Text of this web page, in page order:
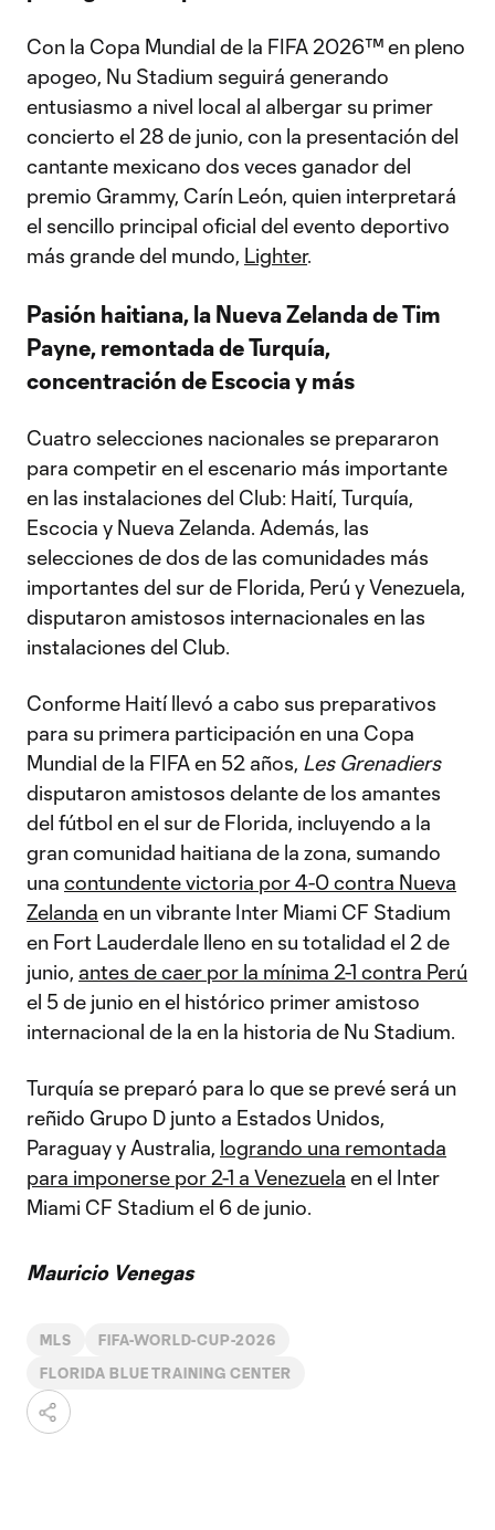
Con la Copa Mundial de la FIFA 2026™ en pleno
apogeo, Nu Stadium seguirá generando
entusiasmo a nivel local al albergar su primer
concierto el 28 de junio, con la presentación del
cantante mexicano dos veces ganador del
premio Grammy, Carín León, quien interpretará
el sencillo principal oficial del evento deportivo
más grande del mundo, Lighter.
Pasión haitiana, la Nueva Zelanda de Tim
Payne, remontada de Turquía,
concentración de Escocia y más
Cuatro selecciones nacionales se prepararon
para competir en el escenario más importante
en las instalaciones del Club: Haití, Turquía,
Escocia y Nueva Zelanda. Además, las
selecciones de dos de las comunidades más
importantes del sur de Florida, Perú y Venezuela,
disputaron amistosos internacionales en las
instalaciones del Club.
Conforme Haití llevó a cabo sus preparativos
para su primera participación en una Copa
Mundial de la FIFA en 52 años, Les Grenadiers
disputaron amistosos delante de los amantes
del fútbol en el sur de Florida, incluyendo a la
gran comunidad haitiana de la zona, sumando
una contundente victoria por 4-0 contra Nueva
Zelanda en un vibrante Inter Miami CF Stadium
en Fort Lauderdale lleno en su totalidad el 2 de
junio, antes de caer por la mínima 2-1 contra Perú
el 5 de junio en el histórico primer amistoso
internacional de la en la historia de Nu Stadium.
Turquía se preparó para lo que se prevé será un
reñido Grupo D junto a Estados Unidos,
Paraguay y Australia, logrando una remontada
para imponerse por 2-1 a Venezuela en el Inter
Miami CF Stadium el 6 de junio.
Mauricio Venegas
MLS FIFA-WORLD-CUP-2026
FLORIDA BLUE TRAINING CENTER